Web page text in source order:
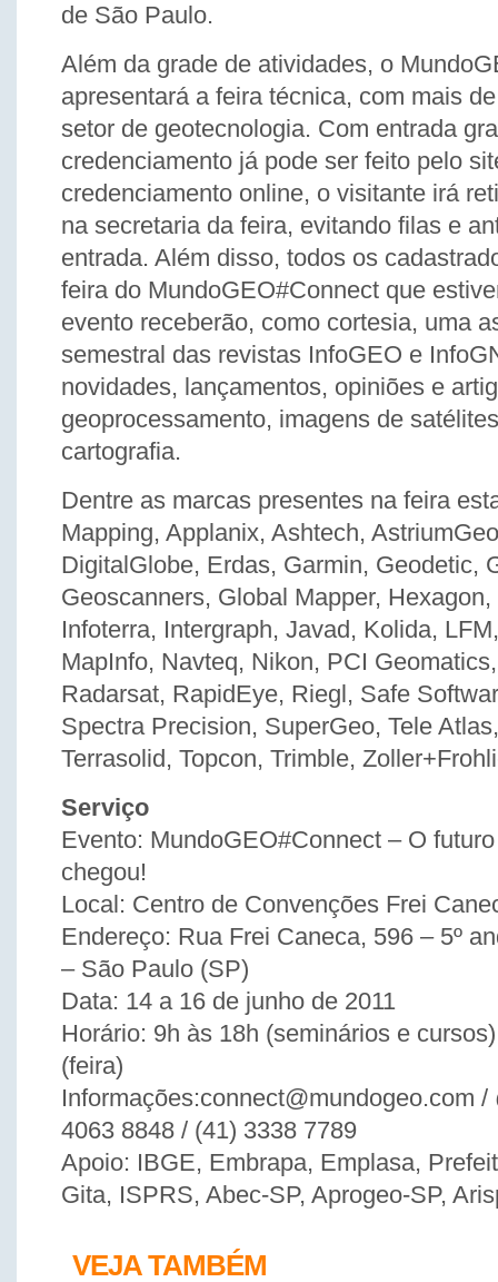
de São Paulo.
Além da grade de atividades, o
apresentará a feira técnica, com mais
setor de geotecnologia. Com entrada
credenciamento já pode ser feito pelo
credenciamento online, o visitante irá
na secretaria da feira, evitando filas e
entrada. Além disso, todos os
feira do MundoGEO#Connect que
evento receberão, como cortesia, uma
semestral das revistas InfoGEO e
novidades, lançamentos, opiniões e
geoprocessamento, imagens de
cartografia.
Dentre as marcas presentes na feira
Mapping, Applanix, Ashtech,
DigitalGlobe, Erdas, Garmin, Geodetic,
Geoscanners, Global Mapper, Hexagon,
Infoterra, Intergraph, Javad, Kolida,
MapInfo, Navteq, Nikon, PCI
Radarsat, RapidEye, Riegl, Safe
Spectra Precision, SuperGeo, Tele
Terrasolid, Topcon, Trimble,
Serviço
Evento: MundoGEO#Connect – O
chegou!
Local: Centro de Convenções Frei
Endereço: Rua Frei Caneca, 596 – 5º
– São Paulo (SP)
Data: 14 a 16 de junho de 2011
Horário: 9h às 18h (seminários e
(feira)
Informações:connect@mundogeo.com /
4063 8848 / (41) 3338 7789
Apoio: IBGE, Embrapa, Emplasa,
Gita, ISPRS, Abec-SP, Aprogeo-SP,
VEJA TAMBÉM